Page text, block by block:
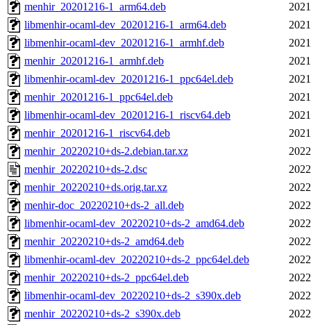
menhir_20201216-1_arm64.deb
libmenhir-ocaml-dev_20201216-1_arm64.deb
libmenhir-ocaml-dev_20201216-1_armhf.deb
menhir_20201216-1_armhf.deb
libmenhir-ocaml-dev_20201216-1_ppc64el.deb
menhir_20201216-1_ppc64el.deb
libmenhir-ocaml-dev_20201216-1_riscv64.deb
menhir_20201216-1_riscv64.deb
menhir_20220210+ds-2.debian.tar.xz
menhir_20220210+ds-2.dsc
menhir_20220210+ds.orig.tar.xz
menhir-doc_20220210+ds-2_all.deb
libmenhir-ocaml-dev_20220210+ds-2_amd64.deb
menhir_20220210+ds-2_amd64.deb
libmenhir-ocaml-dev_20220210+ds-2_ppc64el.deb
menhir_20220210+ds-2_ppc64el.deb
libmenhir-ocaml-dev_20220210+ds-2_s390x.deb
menhir_20220210+ds-2_s390x.deb